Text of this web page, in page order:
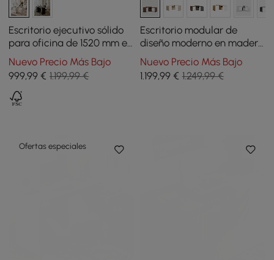
Escritorio ejecutivo sólido
para oficina de 1520 mm en
forma de L de estilo
minimalista moderno
Nuevo Precio Más Bajo
999,99 € 1.199,99 €
Escritorio modular de
diseño moderno en madera
con cajones, escritorio
giratorio en forma de L de
152 cm
Nuevo Precio Más Bajo
1.199,99€ 1.249,99 €
Ofertas especiales